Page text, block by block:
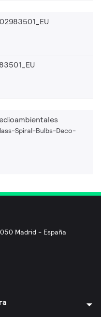
Spiral-Bulbs-Deco-
Madrid - España